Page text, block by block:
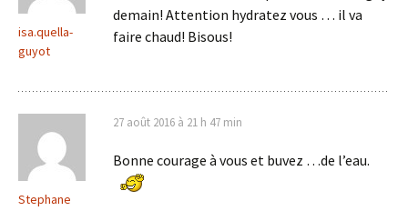
isa.quella-
guyot
demain! Attention hydratez vous … il va
faire chaud! Bisous!
Stephane
27 août 2016 à 21 h 47 min
Bonne courage à vous et buvez …de l’eau.